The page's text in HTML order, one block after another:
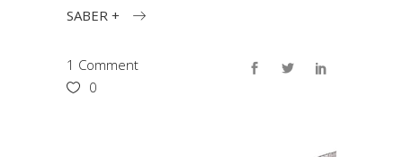
SABER +
1 Comment
0